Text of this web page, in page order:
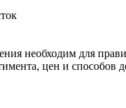
необходим для
цен и способов